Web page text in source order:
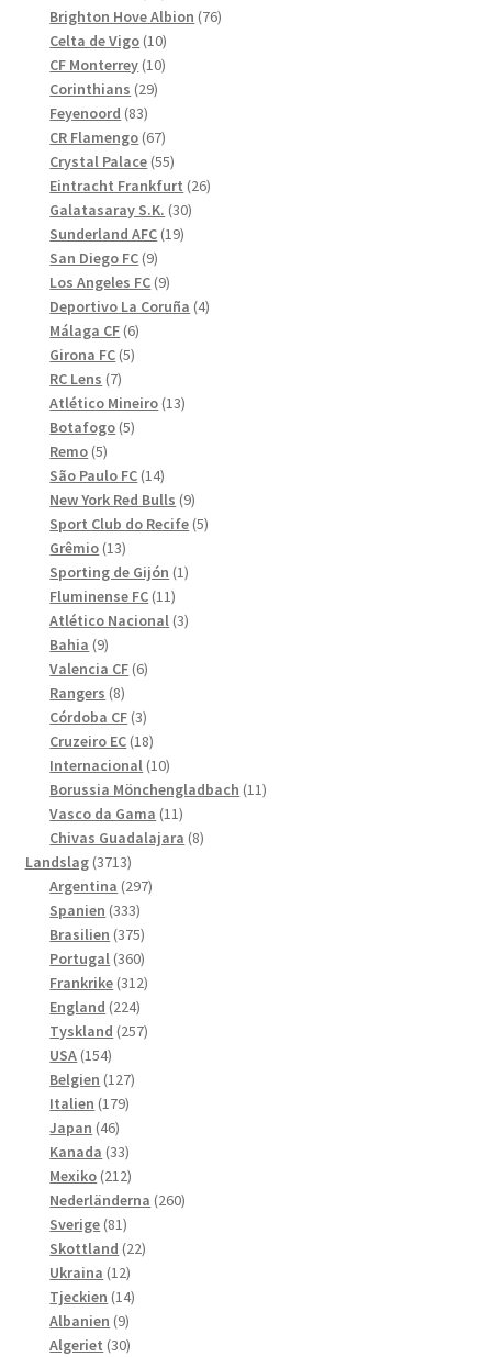
produkter
Brighton Hove Albion 7676
Celta de Vigo 1010
produkter
CF Monterrey 1010
Corinthians 2929
Feyenoord 8383
produkter
CR Flamengo 6767
produkter
Crystal Palace 5555
produkter
Eintracht Frankfurt 2626
Galatasaray S.K. 3030
Sunderland AFC 1919
San Diego FC 99
produkter
Los Angeles FC 99
produkter
Deportivo La Coruña 44
Málaga CF 66
Girona FC 55
RC Lens 77
produkter
Atlético Mineiro 1313
Botafogo 55
Remo 55
produkter
São Paulo FC 1414
produkter
New York Red Bulls 99
produkter
Sport Club do Recife 55
Grêmio 1313
produkter
Sporting de Gijón 11
Fluminense FC 1111
produkter
Atlético Nacional 33
Bahia 99
produkter
Valencia CF 66
Rangers 88
produkter
Córdoba CF 33
produkter
Cruzeiro EC 1818
produkter
Internacional 1010
produkter
Borussia Mönchengladbach 1111
Vasco da Gama 1111
produkter
Chivas Guadalajara 88
Landslag 37133713
produkter
Argentina 297297
Spanien 333333
produkter
Brasilien 375375
produkter
Portugal 360360
produkter
Frankrike 312312
England 224224
produkter
Tyskland 257257
USA 154154
produkter
Belgien 127127
Italien 179179
Japan 4646
produkter
Kanada 3333
produkter
Mexiko 212212
produkter
Nederländerna 260260
Sverige 8181
produkter
Skottland 2222
Ukraina 1212
produkter
Tjeckien 1414
Albanien 99
produkter
Algeriet 3030